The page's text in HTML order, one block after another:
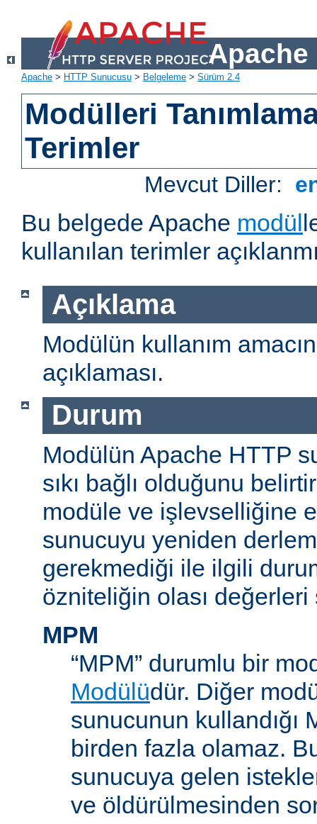
Apache
Apache > HTTP Sunucusu > Belgeleme > Sürüm 2.4
Modülleri
Terimler
Mevcut Diller:
Bu belgede Apache modül
kullanılan terimler
Açıklama
Modülün kullanım
açıklaması.
Durum
Modülün Apache HTTP
sıkı bağlı olduğunu
modüle ve işlevselliğine
sunucuyu yeniden
gerekmediği ile ilgili
özniteliğin olası değerleri
MPM
“MPM” durumlu bir
Modülüdür. Diğer
sunucunun kullandığı
birden fazla olamaz.
sunucuya gelen
ve öldürülmesinden